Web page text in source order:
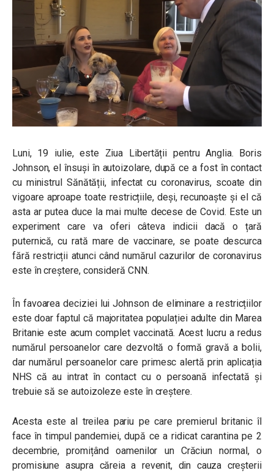
Luni, 19 iulie, este Ziua Libertății pentru Anglia. Boris
Johnson, el însuși în autoizolare, după ce a fost în contact
cu ministrul Sănătății, infectat cu coronavirus, scoate din
vigoare aproape toate restricțiile, deși, recunoaște și el că
asta ar putea duce la mai multe decese de Covid. Este un
experiment care va oferi câteva indicii dacă o țară
puternică, cu rată mare de vaccinare, se poate descurca
fără restricții atunci când numărul cazurilor de coronavirus
este în creștere, consideră CNN.
În favoarea deciziei lui Johnson de eliminare a restricțiilor
este doar faptul că majoritatea populației adulte din Marea
Britanie este acum complet vaccinată. Acest lucru a redus
numărul persoanelor care dezvoltă o formă gravă a bolii,
dar numărul persoanelor care primesc alertă prin aplicația
NHS că au intrat în contact cu o persoană infectată și
trebuie să se autoizoleze este în creștere.
Acesta este al treilea pariu pe care premierul britanic îl
face în timpul pandemiei, după ce a ridicat carantina pe 2
decembrie, promițând oamenilor un Crăciun normal, o
promisiune asupra căreia a revenit, din cauza creșterii